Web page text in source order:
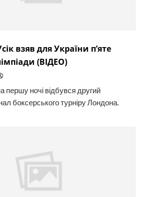
взяв для України п’яте
(ВІДЕО)
першу ночі відбувся другий
боксерського турніру Лондона.